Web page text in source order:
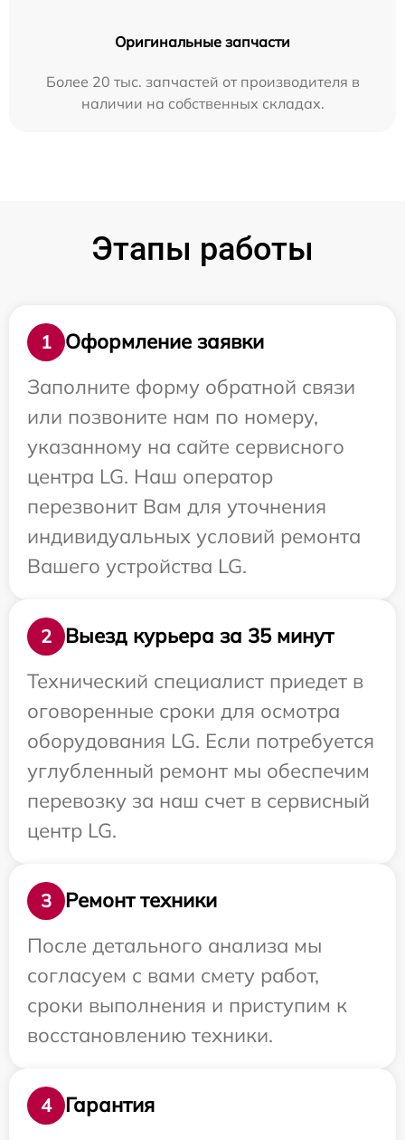
Оригинальные запчасти
Более 20 тыс. запчастей от производителя в
наличии на собственных складах.
Этапы работы
1
Оформление заявки
Заполните форму обратной связи
или позвоните нам по номеру,
указанному на сайте сервисного
центра LG. Наш оператор
перезвонит Вам для уточнения
индивидуальных условий ремонта
Вашего устройства LG.
2
Выезд курьера за 35 минут
Технический специалист приедет в
оговоренные сроки для осмотра
оборудования LG. Если потребуется
углубленный ремонт мы обеспечим
перевозку за наш счет в сервисный
центр LG.
3
Ремонт техники
После детального анализа мы
согласуем с вами смету работ,
сроки выполнения и приступим к
восстановлению техники.
4
Гарантия